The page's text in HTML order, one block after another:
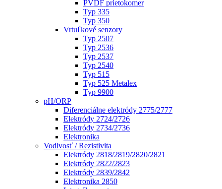
PVDF prietokomer
Typ 335
Typ 350
Vrtuľkové senzory
Typ 2507
Typ 2536
Typ 2537
Typ 2540
Typ 515
Typ 525 Metalex
Typ 9900
pH/ORP
Diferenciálne elektródy 2775/2777
Elektródy 2724/2726
Elektródy 2734/2736
Elektronika
Vodivosť / Rezistivita
Elektródy 2818/2819/2820/2821
Elektródy 2822/2823
Elektródy 2839/2842
Elektronika 2850